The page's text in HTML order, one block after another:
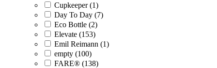
Cupkeeper (1)
Day To Day (7)
Eco Bottle (2)
Elevate (153)
Emil Reimann (1)
empty (100)
FARE® (138)